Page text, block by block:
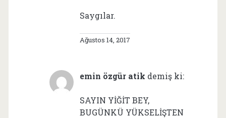
Saygılar.
Ağustos 14, 2017
emin özgür atik demiş ki:
SAYIN YİĞİT BEY,
BUGÜNKÜ YÜKSELİŞTEN